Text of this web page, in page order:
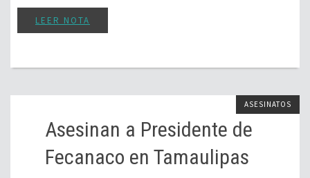
LEER NOTA
ASESINATOS
Asesinan a Presidente de
Fecanaco en Tamaulipas